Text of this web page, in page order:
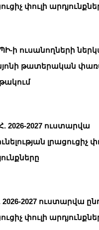
փուլի
ի ուսանողների
թատերական
2026-2027 ուստարվա
լրացուցիչ
2027 ուստարվա
փուլի